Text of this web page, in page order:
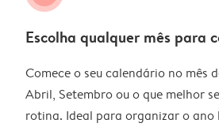
Escolha qualquer mês para
Comece o seu calendário no mês
Abril, Setembro ou o que melhor
rotina. Ideal para organizar o ano